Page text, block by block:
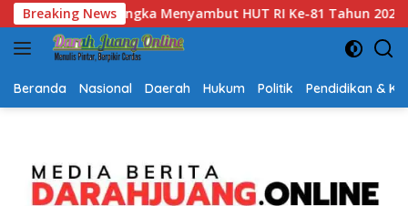
Langsung
ke
konten
Breaking News
2026 Gubernur Kalsel H. Muhidin Apresiasi Polda
Beranda Nasional Daerah Hukum Politik Pendidikan &